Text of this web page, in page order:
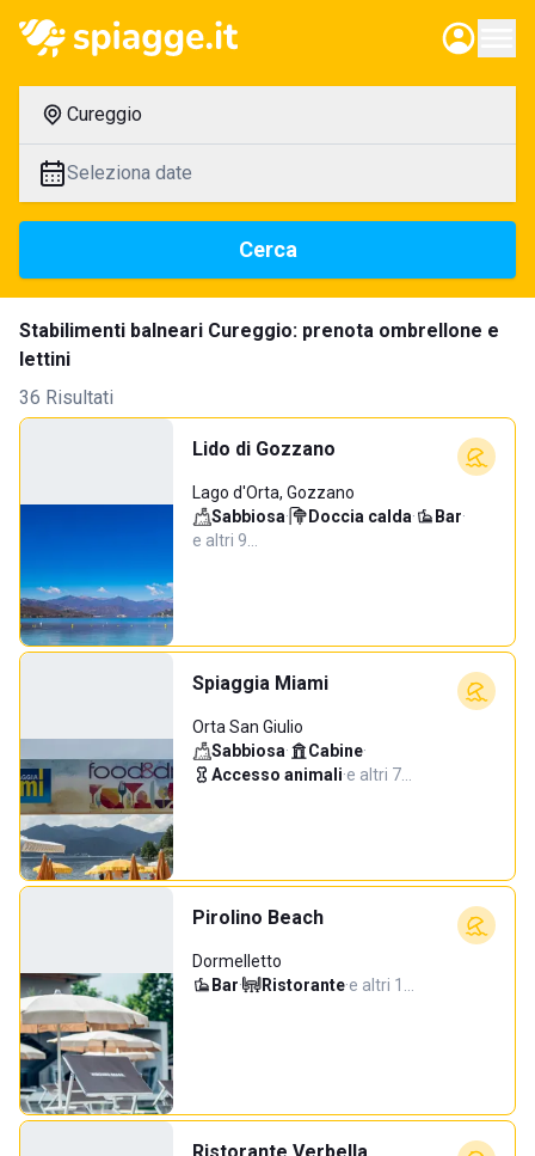
Cureggio
Seleziona date
Cerca
Stabilimenti balneari Cureggio: prenota ombrellone e
lettini
36 Risultati
Lido di Gozzano
Lago d'Orta, Gozzano
Sabbiosa· Doccia calda· Bar·
e altri 9…
Spiaggia Miami
Orta San Giulio
Sabbiosa· Cabine·
Accesso animali·e altri 7…
Pirolino Beach
Dormelletto
Bar· Ristorante·e altri 1…